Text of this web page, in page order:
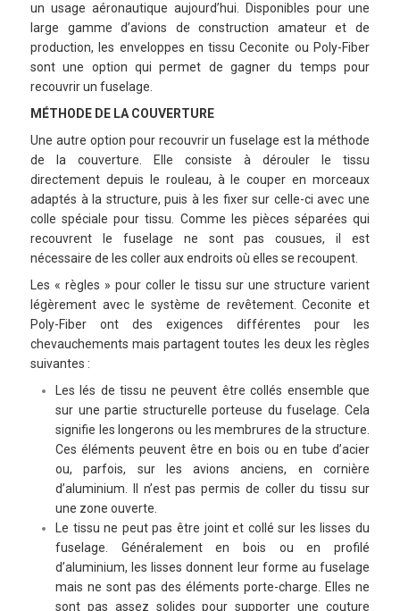
un usage aéronautique aujourd’hui. Disponibles pour une
large gamme d’avions de construction amateur et de
production, les enveloppes en tissu Ceconite ou Poly-Fiber
sont une option qui permet de gagner du temps pour
recouvrir un fuselage.
MÉTHODE DE LA COUVERTURE
Une autre option pour recouvrir un fuselage est la méthode
de la couverture. Elle consiste à dérouler le tissu
directement depuis le rouleau, à le couper en morceaux
adaptés à la structure, puis à les fixer sur celle-ci avec une
colle spéciale pour tissu. Comme les pièces séparées qui
recouvrent le fuselage ne sont pas cousues, il est
nécessaire de les coller aux endroits où elles se recoupent.
Les « règles » pour coller le tissu sur une structure varient
légèrement avec le système de revêtement. Ceconite et
Poly-Fiber ont des exigences différentes pour les
chevauchements mais partagent toutes les deux les règles
suivantes :
Les lés de tissu ne peuvent être collés ensemble que
sur une partie structurelle porteuse du fuselage. Cela
signifie les longerons ou les membrures de la structure.
Ces éléments peuvent être en bois ou en tube d’acier
ou, parfois, sur les avions anciens, en cornière
d’aluminium. Il n’est pas permis de coller du tissu sur
une zone ouverte.
Le tissu ne peut pas être joint et collé sur les lisses du
fuselage. Généralement en bois ou en profilé
d’aluminium, les lisses donnent leur forme au fuselage
mais ne sont pas des éléments porte-charge. Elles ne
sont pas assez solides pour supporter une couture